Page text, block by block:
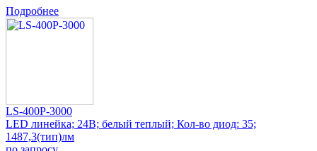
Подробнее
LS-400P-3000
LED линейка; 24В; белый теплый; Кол-во диод: 35;
1487,3(тип)лм